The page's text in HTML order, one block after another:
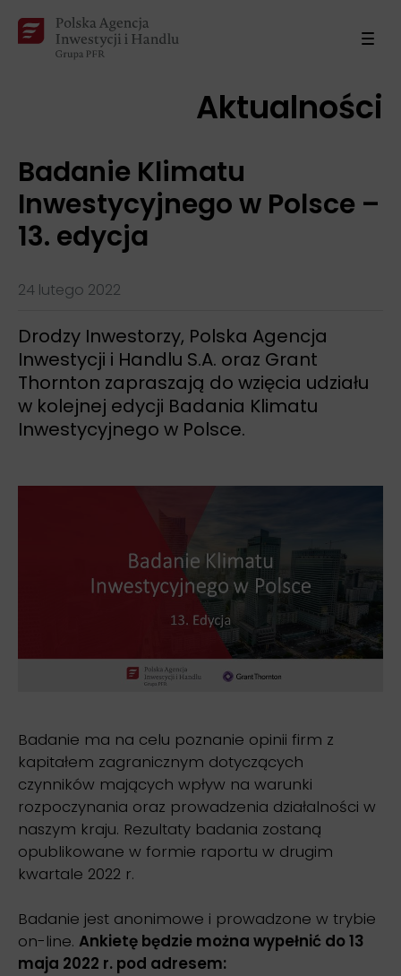
Aktualności
Badanie Klimatu
Inwestycyjnego w Polsce –
13. edycja
24 lutego 2022
Drodzy Inwestorzy, Polska Agencja
Inwestycji i Handlu S.A. oraz Grant
Thornton zapraszają do wzięcia udziału
w kolejnej edycji Badania Klimatu
Inwestycyjnego w Polsce.
Badanie ma na celu poznanie opinii firm z
kapitałem zagranicznym dotyczących
czynników mających wpływ na warunki
rozpoczynania oraz prowadzenia działalności w
naszym kraju. Rezultaty badania zostaną
opublikowane w formie raportu w drugim
kwartale 2022 r.
Badanie jest anonimowe i prowadzone w trybie
on-line. Ankietę będzie można wypełnić do 13
maja 2022 r. pod adresem: